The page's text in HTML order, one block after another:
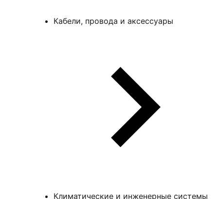
Кабели, провода и аксессуары
Климатические и инженерные системы